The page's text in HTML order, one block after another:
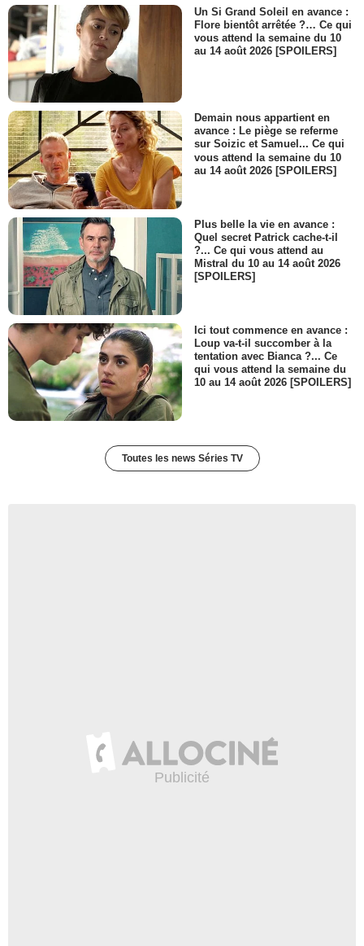
Un Si Grand Soleil en avance :
Flore bientôt arrêtée ?… Ce qui
vous attend la semaine du 10
au 14 août 2026 [SPOILERS]
Demain nous appartient en
avance : Le piège se referme
sur Soizic et Samuel... Ce qui
vous attend la semaine du 10
au 14 août 2026 [SPOILERS]
Plus belle la vie en avance :
Quel secret Patrick cache-t-il
?... Ce qui vous attend au
Mistral du 10 au 14 août 2026
[SPOILERS]
Ici tout commence en avance :
Loup va-t-il succomber à la
tentation avec Bianca ?... Ce
qui vous attend la semaine du
10 au 14 août 2026 [SPOILERS]
Toutes les news Séries TV